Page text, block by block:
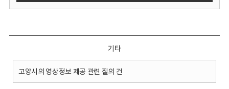
기타
고양시의 영상정보 제공 관련 질의 건